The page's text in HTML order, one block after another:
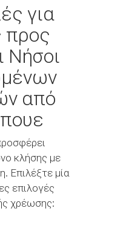
για
προς
Νήσοι
από
κλήσης με
Επιλέξτε μία
επιλογές
χρέωσης: